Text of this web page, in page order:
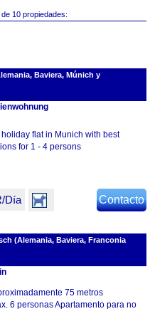
10 propiedades:
Baviera, Múnich y
flat in Munich with best
for 1 - 4 persons
Día Contacto
(Alemania, Baviera, Franconia
75 metros
6 personas Apartamento para no